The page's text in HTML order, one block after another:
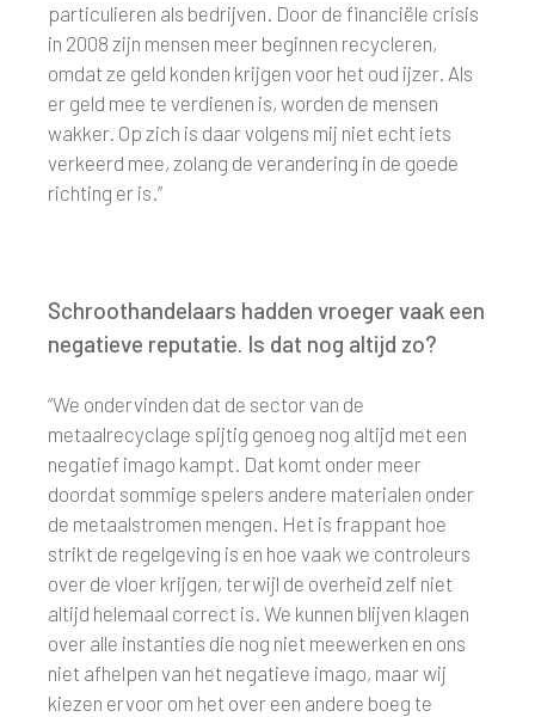
particulieren als bedrijven. Door de financiële crisis
in 2008 zijn mensen meer beginnen recycleren,
omdat ze geld konden krijgen voor het oud ijzer. Als
er geld mee te verdienen is, worden de mensen
wakker. Op zich is daar volgens mij niet echt iets
verkeerd mee, zolang de verandering in de goede
richting er is.”
Schroothandelaars hadden vroeger vaak een
negatieve reputatie. Is dat nog altijd zo?
“We ondervinden dat de sector van de
metaalrecyclage spijtig genoeg nog altijd met een
negatief imago kampt. Dat komt onder meer
doordat sommige spelers andere materialen onder
de metaalstromen mengen. Het is frappant hoe
strikt de regelgeving is en hoe vaak we controleurs
over de vloer krijgen, terwijl de overheid zelf niet
altijd helemaal correct is. We kunnen blijven klagen
over alle instanties die nog niet meewerken en ons
niet afhelpen van het negatieve imago, maar wij
kiezen ervoor om het over een andere boeg te